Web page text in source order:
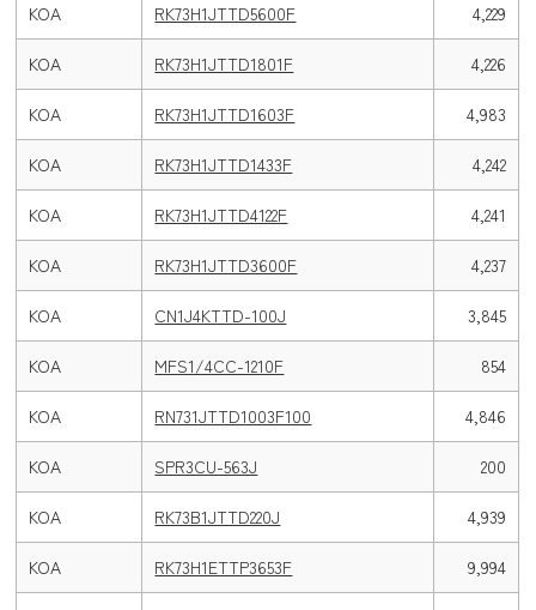
KOA RK73H1JTTD5600F 4,229
KOA RK73H1JTTD1801F 4,226
KOA RK73H1JTTD1603F 4,983
KOA RK73H1JTTD1433F 4,242
KOA RK73H1JTTD4122F 4,241
KOA RK73H1JTTD3600F 4,237
KOA CN1J4KTTD-100J 3,845
KOA MFS1/4CC-1210F 854
KOA RN731JTTD1003F100 4,846
KOA SPR3CU-563J 200
KOA RK73B1JTTD220J 4,939
KOA RK73H1ETTP3653F 9,994